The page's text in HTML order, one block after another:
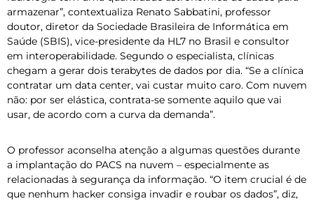
armazenar”, contextualiza Renato Sabbatini, professor
doutor, diretor da Sociedade Brasileira de Informática em
Saúde (SBIS), vice-presidente da HL7 no Brasil e consultor
em interoperabilidade. Segundo o especialista, clínicas
chegam a gerar dois terabytes de dados por dia. “Se a clínica
contratar um data center, vai custar muito caro. Com nuvem
não: por ser elástica, contrata-se somente aquilo que vai
usar, de acordo com a curva da demanda”.
O professor aconselha atenção a algumas questões durante
a implantação do PACS na nuvem – especialmente as
relacionadas à segurança da informação. “O item crucial é de
que nenhum hacker consiga invadir e roubar os dados”, diz,